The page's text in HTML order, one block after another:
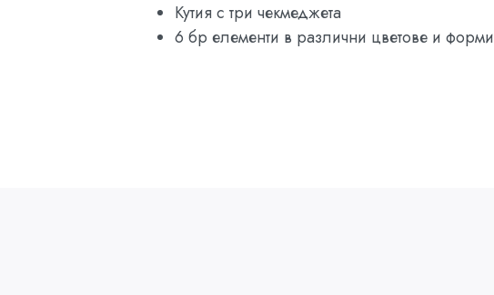
Кутия с три чекмеджета
6 бр елементи в различни цветове и форми